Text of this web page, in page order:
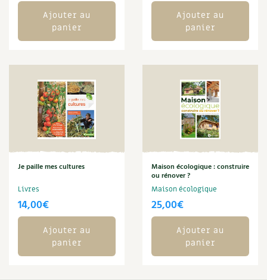
Enfants
Actions pour la planète
Les 4 saisons
Archives
Carnets de saison
Compléments
Actualités
Vidéos et podcasts
Ajouter au
panier
Ajouter au
panier
Je paille mes cultures
Livres
14,00€
Ajouter au
panier
Maison écologique : construire
ou rénover ?
Maison écologique
25,00€
Ajouter au
panier